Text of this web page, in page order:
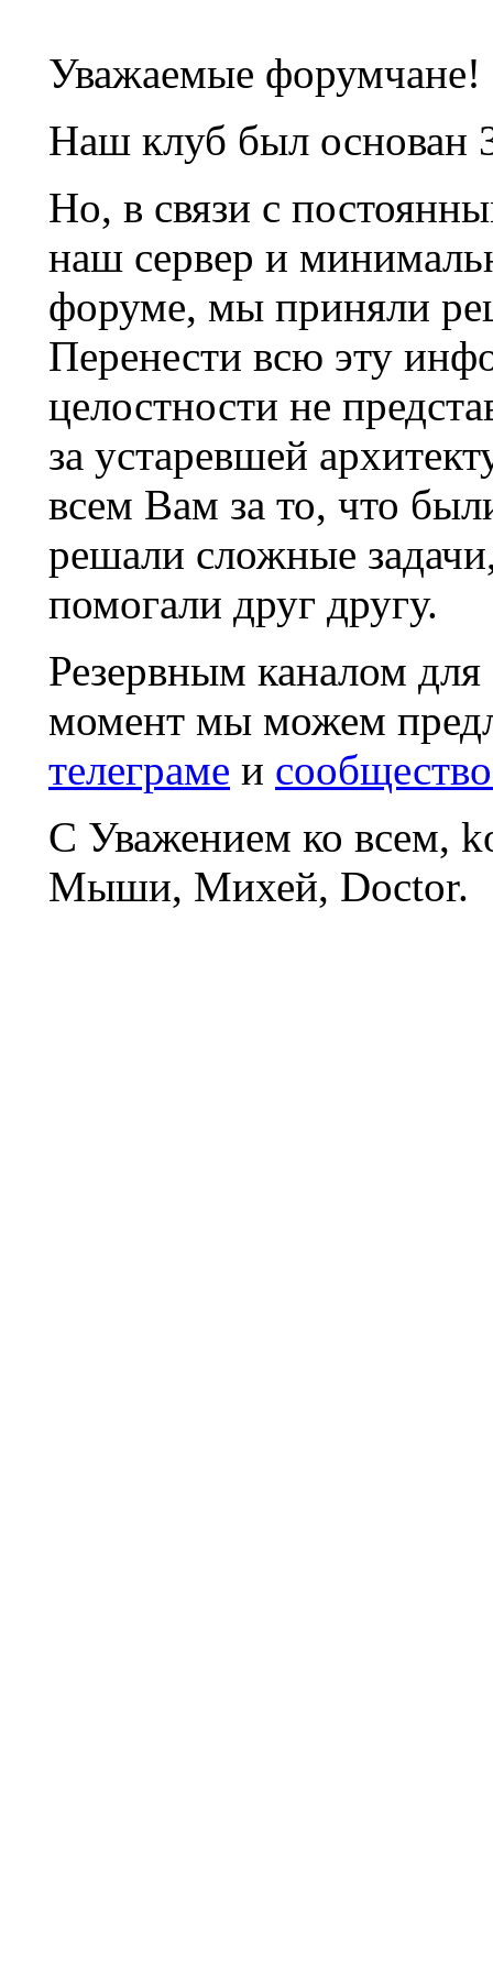
Уважаемые форумчане!
Наш клуб был основан
Но, в связи с
наш сервер и
форуме, мы приняли
Перенести всю эту
целостности не
за устаревшей
всем Вам за то, что
решали сложные
помогали друг другу.
Резервным каналом
момент мы можем
телеграме и
С Уважением ко всем,
Мыши, Михей, Doctor.